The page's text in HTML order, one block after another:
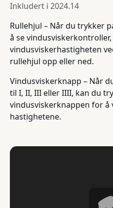
Inkludert i 2024.14
Rullehjul – Når du trykker
å se
vindusviskerhastigheten
rullehjul opp eller ned.
Vindusviskerknapp – Når
til I, II, III eller IIII, kan du
vindusviskerknappen for å
hastighetene.